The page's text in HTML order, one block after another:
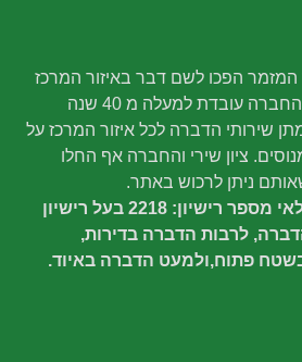
המזמר הפכו לשם דבר באיזור המרכז
ובמדינת ישראל בכלל. החברה עובדת למעלה מ 40 שנה
שירותי הדברה לכל איזור המרכז על
ציון שירי והחברה אף החלו
ניתן לרכוש באתר.
שם המדביר: מור אזולאי מספר רישיון: 2218 בעל רישיון
לרבות הדברה בדירות,
פתוח,ולמעט הדברה באיוד.